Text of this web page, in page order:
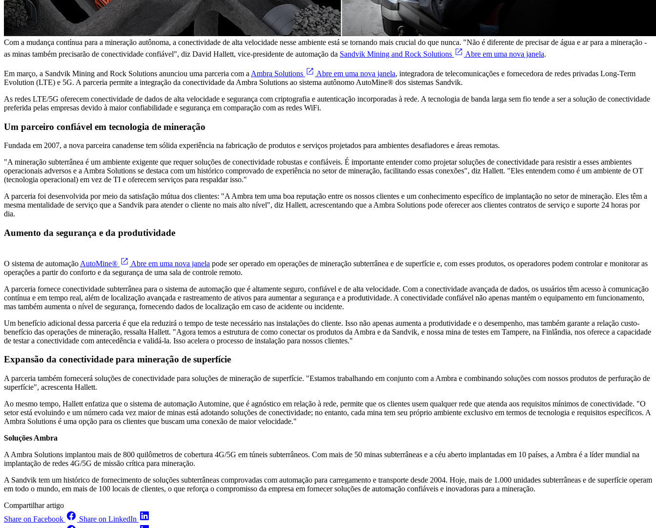
Com a mudança contínua para a mineração autônoma, a conectividade de alta velocidade nesse ambiente está se tornando mais crucial do que nunca. "Não é diferente de precisar de água e ar para a mineração -
as minas também precisarão de conectividade confiável", diz David Hallett, vice-presidente de automação da Sandvik Mining and Rock Solutions Abre em uma nova janela.
Em março, a Sandvik Mining and Rock Solutions anunciou uma parceria com a Ambra Solutions Abre em uma nova janela, integradora de telecomunicações e fornecedora de redes privadas Long-Term
Evolution (LTE) e 5G. A parceria permite a integração da conectividade da Ambra Solutions ao sistema autônomo AutoMine® dos sistemas Sandvik.
As redes LTE/5G oferecem conectividade de dados de alta velocidade e segurança com criptografia e autenticação incorporadas à rede. A tecnologia de banda larga sem fio tende a ser a solução de conectividade
preferida pelas empresas devido à maior confiabilidade e segurança em comparação com as redes WiFi.
Um parceiro confiável em tecnologia de mineração
Fundada em 2007, a nova parceira canadense tem sólida experiência na fabricação de produtos e serviços projetados para ambientes desafiadores e áreas remotas.
"A mineração subterrânea é um ambiente exigente que requer soluções de conectividade robustas e confiáveis. É importante entender como projetar soluções de conectividade para resistir a esses ambientes
operacionais adversos e a Ambra Solutions se destaca com um histórico comprovado de experiência no setor de mineração, facilitando essas conexões", diz Hallett. "Eles entendem como é um ambiente de OT
(tecnologia operacional) em vez de TI e oferecem serviços para respaldar isso."
A parceria foi desenvolvida por meio da satisfação mútua dos clientes: "A Ambra tem uma boa reputação entre os nossos clientes e um conhecimento específico de implantação no setor de mineração. Eles têm a
mesma mentalidade de serviço que a Sandvik para atender o cliente no mais alto nível", diz Hallett, acrescentando que a Ambra Solutions pode oferecer aos clientes contratos de serviço e suporte 24 horas por
dia.
Aumento da segurança e da produtividade
O sistema de automação AutoMine® Abre em uma nova janela pode ser operado em operações de mineração subterrânea e de superfície e, com esses produtos, os operadores podem controlar e monitorar as
operações a partir do conforto e da segurança de uma sala de controle remoto.
A parceria fornece conectividade subterrânea para o sistema de automação que é altamente seguro, confiável e de alta velocidade. Com a conectividade avançada de dados, os usuários têm acesso à comunicação
contínua e em tempo real, além de localização avançada e rastreamento de ativos para aumentar a segurança e a produtividade. A conectividade confiável não apenas mantém o equipamento em funcionamento,
mas também aumenta o nível de segurança, fornecendo dados de localização em caso de acidente ou incidente.
Um benefício adicional dessa parceria é que ela reduzirá o tempo de teste necessário nas instalações do cliente. Isso não apenas aumenta a produtividade e o desempenho, mas também garante a relação custo-
benefício das operações de mineração, ressalta Hallett. "Agora temos a estrutura de como conectar os produtos da Ambra e da Sandvik, e nossa mina de testes em Tampere, na Finlândia, nos oferece a capacidade
de testar a conectividade com antecedência e validá-la. Isso acelera o processo de instalação para nossos clientes."
Expansão da conectividade para mineração de superfície
A parceria também fornecerá soluções de conectividade para soluções de mineração de superfície. "Estamos trabalhando em conjunto com a Ambra e combinando soluções com nossos produtos de perfuração de
superfície", acrescenta Hallett.
Ao mesmo tempo, Hallett enfatiza que o sistema de automação Automine, que é agnóstico em relação à rede, permite que os clientes usem qualquer rede que atenda aos requisitos mínimos de conectividade. "O
setor está evoluindo e um número cada vez maior de minas está adotando soluções de conectividade; no entanto, cada mina tem seu próprio ambiente exclusivo em termos de tecnologia e requisitos específicos. A
Ambra Solutions é uma opção para os clientes que buscam uma conexão de maior velocidade."
Soluções Ambra
A Ambra Solutions implantou mais de 800 quilômetros de cobertura 4G/5G em túneis subterrâneos. Com mais de 50 minas subterrâneas e a céu aberto implantadas em 10 países, a Ambra é a líder mundial na
implantação de redes 4G/5G de missão crítica para mineração.
A Sandvik tem um histórico de fornecimento de soluções subterrâneas comprovadas com automação para carregamento e transporte desde 2004. Hoje, mais de 1.000 unidades subterrâneas e de superfície operam
em todo o mundo, em mais de 100 locais de clientes, o que reforça o compromisso da empresa em fornecer soluções de automação confiáveis e inovadoras para a mineração.
Compartilhar artigo
Share on Facebook
Share on LinkedIn